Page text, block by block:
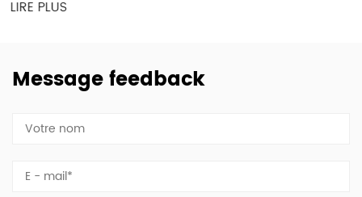
Message feedback